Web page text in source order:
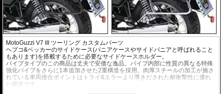
MotoGuzzi V7 III ツーリング カスタムパーツ
ヘプコ&ベッカーのサイドケース(パニアケースやサイドパニアと呼ばれること
もあります)を搭載するために必要なサイドケースホルダー。
パイプタイプのこの商品は丈夫で安価な逸品。パイプ内部に性質の異なる特殊
強化パイプをさらに1本追加させた2重構造を採用。肉厚スチールの加工が施さ
れている車両接合ポイントはトライ&エラーより導きだされた耐衝撃性に優れ
た構造です。